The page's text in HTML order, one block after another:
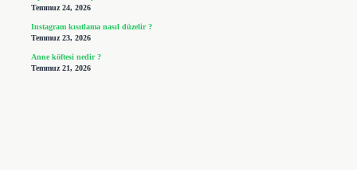
Temmuz 24, 2026
Instagram kısıtlama nasıl düzelir ?
Temmuz 23, 2026
Anne köftesi nedir ?
Temmuz 21, 2026